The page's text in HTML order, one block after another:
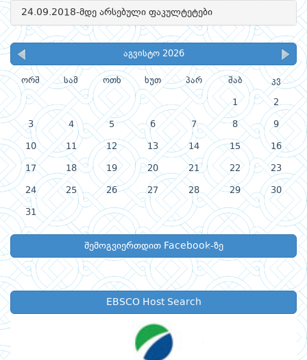
24.09.2018-მდე არსებული ფაკულტეტები
აგვისტო 2026
ორშ სამ ოთხ ხუთ პარ შაბ კვ
1 2
3 4 5 6 7 8 9
10 11 12 13 14 15 16
17 18 19 20 21 22 23
24 25 26 27 28 29 30
31
შემოგვიერთდით Facebook-ზე
EBSCO Host Search